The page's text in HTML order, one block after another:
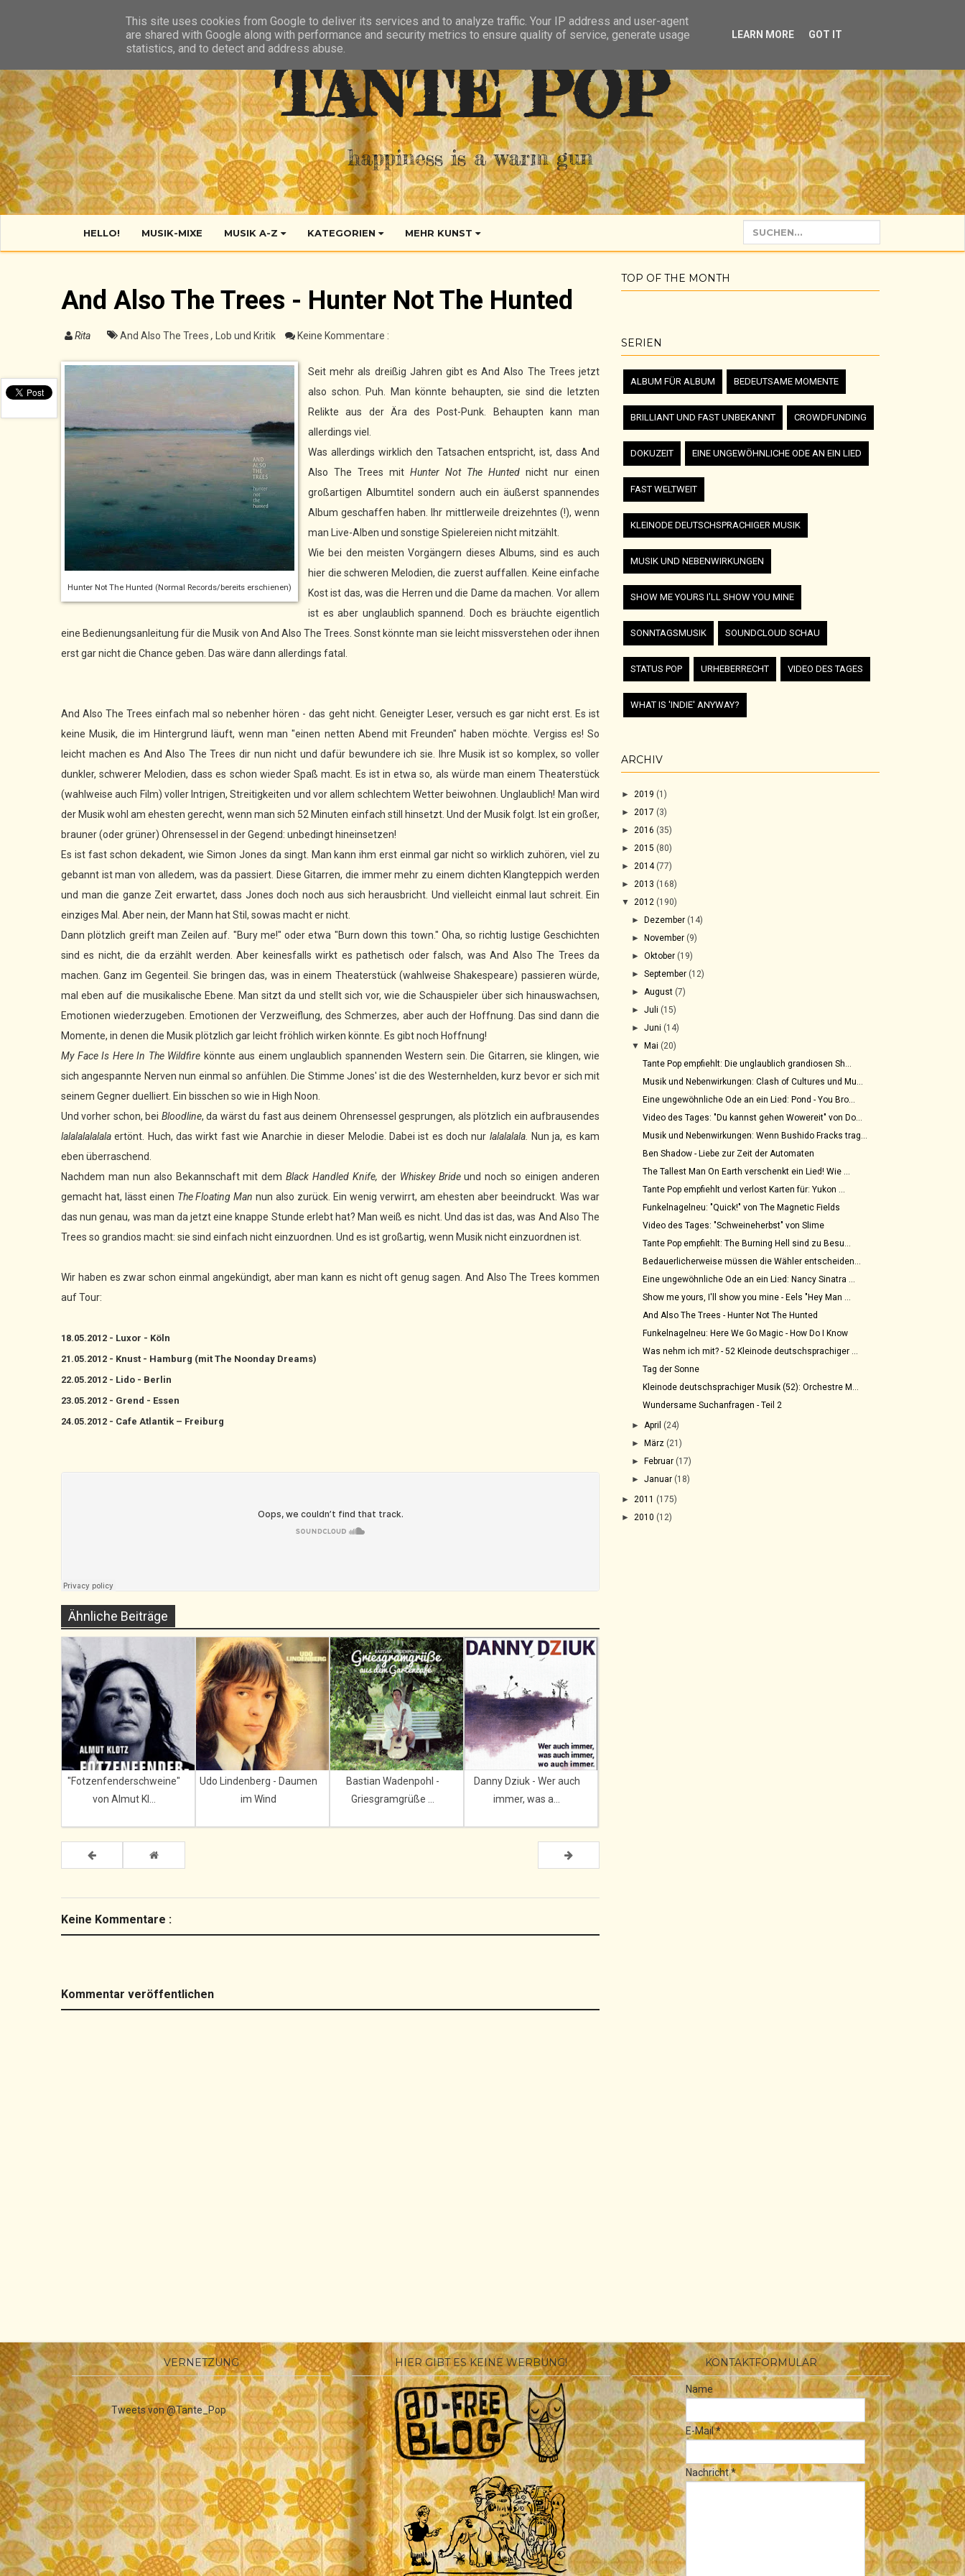
TANTE POP
happiness is a warm gun
HELLO! MUSIK-MIXE MUSIK A-Z KATEGORIEN MEHR KUNST
And Also The Trees - Hunter Not The Hunted
Rita And Also The Trees , Lob und Kritik Keine Kommentare :
Hunter Not The Hunted (Normal Records/bereits erschienen)
Seit mehr als dreißig Jahren gibt es And Also The Trees jetzt
also schon. Puh. Man könnte behaupten, sie sind die letzten
Relikte aus der Ära des Post-Punk. Behaupten kann man
allerdings viel.
Was allerdings wirklich den Tatsachen entspricht, ist, dass And
Also The Trees mit Hunter Not The Hunted nicht nur einen
großartigen Albumtitel sondern auch ein äußerst spannendes
Album geschaffen haben. Ihr mittlerweile dreizehntes (!), wenn
man Live-Alben und sonstige Spielereien nicht mitzählt.
Wie bei den meisten Vorgängern dieses Albums, sind es auch
hier die schweren Melodien, die zuerst auffallen. Keine einfache
Kost ist das, was die Herren und die Dame da machen. Vor allem
ist es aber unglaublich spannend. Doch es bräuchte eigentlich
eine Bedienungsanleitung für die Musik von And Also The Trees. Sonst könnte man sie leicht missverstehen oder ihnen
erst gar nicht die Chance geben. Das wäre dann allerdings fatal.
And Also The Trees einfach mal so nebenher hören - das geht nicht. Geneigter Leser, versuch es gar nicht erst. Es ist
keine Musik, die im Hintergrund läuft, wenn man "einen netten Abend mit Freunden" haben möchte. Vergiss es! So
leicht machen es And Also The Trees dir nun nicht und dafür bewundere ich sie. Ihre Musik ist so komplex, so voller
dunkler, schwerer Melodien, dass es schon wieder Spaß macht. Es ist in etwa so, als würde man einem Theaterstück
(wahlweise auch Film) voller Intrigen, Streitigkeiten und vor allem schlechtem Wetter beiwohnen. Unglaublich! Man wird
der Musik wohl am ehesten gerecht, wenn man sich 52 Minuten einfach still hinsetzt. Und der Musik folgt. Ist ein großer,
brauner (oder grüner) Ohrensessel in der Gegend: unbedingt hineinsetzen!
Es ist fast schon dekadent, wie Simon Jones da singt. Man kann ihm erst einmal gar nicht so wirklich zuhören, viel zu
gebannt ist man von alledem, was da passiert. Diese Gitarren, die immer mehr zu einem dichten Klangteppich werden
und man die ganze Zeit erwartet, dass Jones doch noch aus sich herausbricht. Und vielleicht einmal laut schreit. Ein
einziges Mal. Aber nein, der Mann hat Stil, sowas macht er nicht.
Dann plötzlich greift man Zeilen auf. "Bury me!" oder etwa "Burn down this town." Oha, so richtig lustige Geschichten
sind es nicht, die da erzählt werden. Aber keinesfalls wirkt es pathetisch oder falsch, was And Also The Trees da
machen. Ganz im Gegenteil. Sie bringen das, was in einem Theaterstück (wahlweise Shakespeare) passieren würde,
mal eben auf die musikalische Ebene. Man sitzt da und stellt sich vor, wie die Schauspieler über sich hinauswachsen,
Emotionen wiederzugeben. Emotionen der Verzweiflung, des Schmerzes, aber auch der Hoffnung. Das sind dann die
Momente, in denen die Musik plötzlich gar leicht fröhlich wirken könnte. Es gibt noch Hoffnung!
My Face Is Here In The Wildfire könnte aus einem unglaublich spannenden Western sein. Die Gitarren, sie klingen, wie
sich angespannte Nerven nun einmal so anfühlen. Die Stimme Jones' ist die des Westernhelden, kurz bevor er sich mit
seinem Gegner duelliert. Ein bisschen so wie in High Noon.
Und vorher schon, bei Bloodline, da wärst du fast aus deinem Ohrensessel gesprungen, als plötzlich ein aufbrausendes
lalalalalalalaertönt. Huch, das wirkt fast wie Anarchie in dieser Melodie. Dabei ist es doch nur lalalalala.
Nun ja, es kam
eben überraschend.
Nachdem man nun also Bekannschaft mit demBlack Handled Knife, der Whiskey Brideund noch so einigen anderen
gemacht hat, lässt einen The Floating Man nun also zurück. Ein wenig verwirrt, am ehesten aber beeindruckt. Was war
das nun genau, was man da jetzt eine knappe Stunde erlebt hat? Man weiß es nicht. Und das ist das, was And Also The
Trees so grandios macht: sie sind einfach nicht einzuordnen. Und es ist großartig, wenn Musik nicht einzuordnen ist.
Wir haben es zwar schon einmal angekündigt, aber man kann es nicht oft genug sagen. And Also The Trees kommen
auf Tour:
18.05.2012 - Luxor - Köln
21.05.2012 - Knust - Hamburg (mit The Noonday Dreams)
22.05.2012 - Lido - Berlin
23.05.2012 - Grend - Essen
24.05.2012 - Cafe Atlantik – Freiburg
Ähnliche Beiträge
"Fotzenfenderschweine"
von Almut Kl...
Udo Lindenberg - Daumen
im Wind
Bastian Wadenpohl -
Griesgramgrüße ...
Danny Dziuk - Wer auch
immer, was a...
Keine Kommentare :
Kommentar veröffentlichen
TOP OF THE MONTH
SERIEN
ALBUM FÜR ALBUM BEDEUTSAME MOMENTE
BRILLIANT UND FAST UNBEKANNT CROWDFUNDING
DOKUZEIT EINE UNGEWÖHNLICHE ODE AN EIN LIED
FAST WELTWEIT
KLEINODE DEUTSCHSPRACHIGER MUSIK
MUSIK UND NEBENWIRKUNGEN
SHOW ME YOURS I'LL SHOW YOU MINE
SONNTAGSMUSIK SOUNDCLOUD SCHAU
STATUS POP URHEBERRECHT VIDEO DES TAGES
WHAT IS 'INDIE' ANYWAY?
ARCHIV
► 2019 (1)
► 2017 (3)
► 2016 (35)
► 2015 (80)
► 2014 (77)
► 2013 (168)
▼ 2012 (190)
►
Dezember (14)
►
November (9)
►Oktober (19)
►September (12)
►August (7)
►Juli (15)
►Juni (14)
▼
Mai (20)
Tante Pop empfiehlt: Die unglaublich grandiosen Sh...
Musik und Nebenwirkungen: Clash of Cultures und Mu...
Eine ungewöhnliche Ode an ein Lied: Pond - You Bro...
Video des Tages: "Du kannst gehen Wowereit" von Do...
Musik und Nebenwirkungen: Wenn Bushido Fracks trag...
Ben Shadow - Liebe zur Zeit der Automaten
The Tallest Man On Earth verschenkt ein Lied! Wie ...
Tante Pop empfiehlt und verlost Karten für: Yukon ...
Funkelnagelneu: "Quick!" von The Magnetic Fields
Video des Tages: "Schweineherbst" von Slime
Tante Pop empfiehlt: The Burning Hell sind zu Besu...
Bedauerlicherweise müssen die Wähler entscheiden...
Eine ungewöhnliche Ode an ein Lied: Nancy Sinatra ...
Show me yours, I'll show you mine - Eels "Hey Man ...
And Also The Trees - Hunter Not The Hunted
Funkelnagelneu: Here We Go Magic - How Do I Know
Was nehm ich mit? - 52 Kleinode deutschsprachiger ...
Tag der Sonne
Kleinode deutschsprachiger Musik (52): Orchestre M...
Wundersame Suchanfragen - Teil 2
►April (24)
►
März (21)
►
Februar (17)
►Januar (18)
► 2011 (175)
► 2010 (12)
VERNETZUNG
Tweets von @Tante_Pop
HIER GIBT ES KEINE WERBUNG! KONTAKTFORMULAR
Name
E-Mail*
Nachricht*
This site uses cookies from Google to deliver its services and to analyze traffic. Your IP address and user-agent
are shared with Google along with performance and security metrics to ensure quality of service, generate usage
statistics, and to detect and address abuse.
LEARN MORE GOT IT